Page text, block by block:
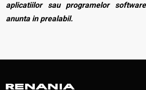
aplicatiilor sau programelor
anunta in prealabil.